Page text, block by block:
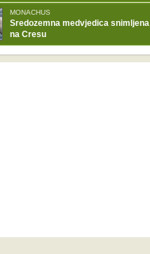
MONACHUS
Sredozemna medvjedica snimljena
na Cresu